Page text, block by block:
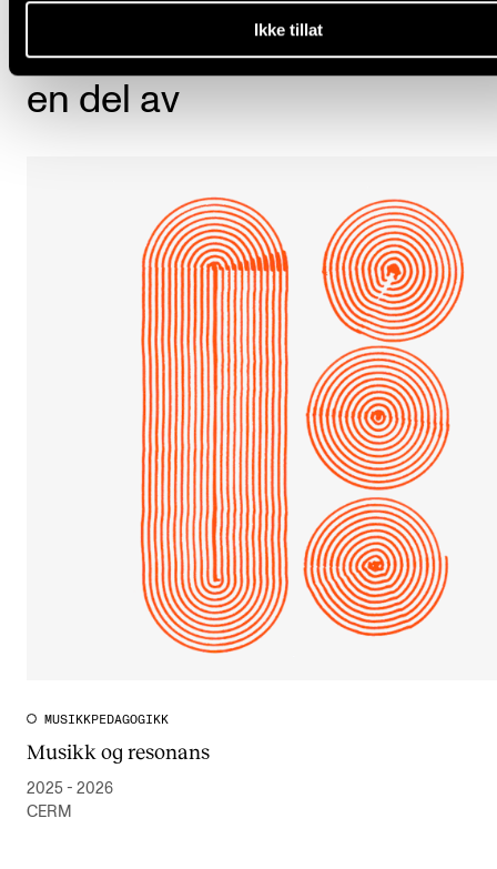
Ikke tillat
Prosjekter Sigrid Røyseng
en del av
MUSIKKPEDAGOGIKK
Musikk og resonans
2025 - 2026
CERM